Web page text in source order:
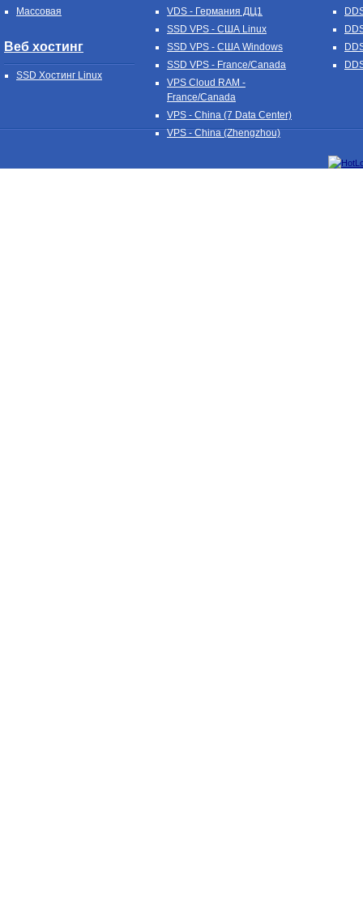
Массовая
Веб хостинг
SSD Хостинг Linux
VDS - Германия ДЦ1
SSD VPS - США Linux
SSD VPS - США Windows
SSD VPS - France/Canada
VPS Cloud RAM -
France/Canada
VPS - China (7 Data Center)
VPS - China (Zhengzhou)